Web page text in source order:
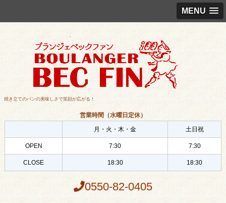
MENU
焼き立てのパンの美味しさで笑顔が広がる！
営業時間（水曜日定休）
月・火・木・金
土日祝
OPEN 7:30 7:30
CLOSE 18:30 18:30
0550-82-0405